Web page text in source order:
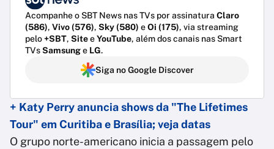
Acompanhe o SBT News nas TVs por assinatura Claro
(586), Vivo (576), Sky (580) eOi (175), via streaming
pelo+SBT, SiteeYouTube, além dos canais nas Smart
TVsSamsunge LG.
Siga no Google Discover
+ Katy Perry anuncia shows da "The Lifetimes
Tour" em Curitiba e Brasília; veja datas
O grupo norte-americano inicia a passagem pelo